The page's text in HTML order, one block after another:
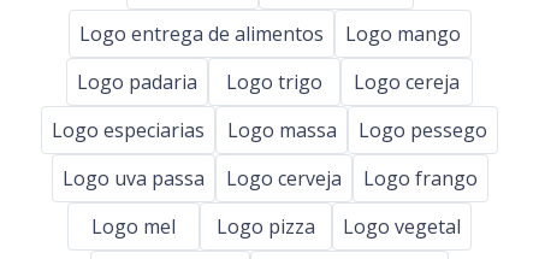
Logo entrega de alimentos
Logo mango
Logo padaria
Logo trigo
Logo cereja
Logo especiarias
Logo massa
Logo pessego
Logo uva passa
Logo cerveja
Logo frango
Logo mel
Logo pizza
Logo vegetal